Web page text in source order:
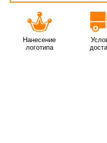
Нанесение
логотипа